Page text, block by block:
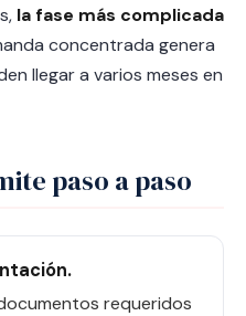
la fase más complicada
concentrada genera
llegar a varios meses en
paso a paso
requeridos